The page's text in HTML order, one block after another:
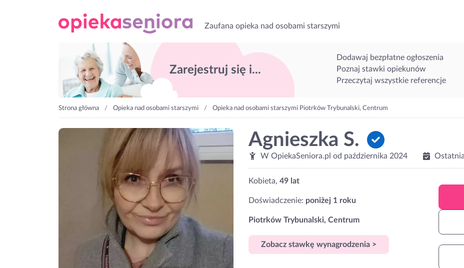
Zaufana opieka nad osobami starszymi
Zarejestruj się i...
Dodawaj bezpłatne ogłoszenia
Poznaj stawki opiekunów
Przeczytaj wszystkie referencje
Strona główna Opieka nad osobami starszymi Opieka nad osobami starszymi Piotrków Trybunalski, Centrum
Agnieszka S.
W OpiekaSeniora.pl od października 2024
Kobieta, 49 lat
Doświadczenie: poniżej 1 roku
Piotrków Trybunalski, Centrum
Zobacz stawkę wynagrodzenia >